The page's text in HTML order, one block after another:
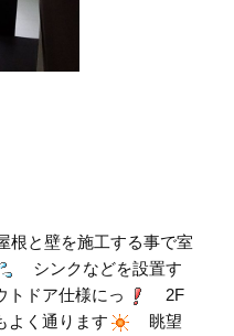
根と壁を施工する事で室
シンクなどを設置す
トドア仕様にっ
2F
よく通ります
眺望